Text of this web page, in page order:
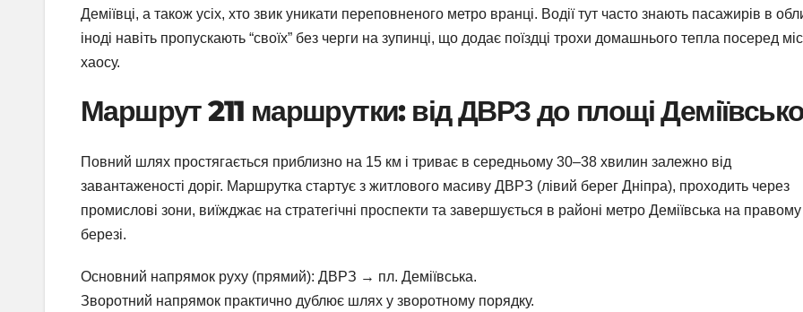
Деміївці, а також усіх, хто звик уникати переповненого метро вранці. Водії тут часто знають пасажирів в
іноді навіть пропускають “своїх” без черги на зупинці, що додає поїздці трохи домашнього тепла посеред
хаосу.
Маршрут 211 маршрутки: від ДВРЗ до площі
Повний шлях простягається приблизно на 15 км і триває в середньому 30–38 хвилин залежно від
завантаженості доріг. Маршрутка стартує з житлового масиву ДВРЗ (лівий берег Дніпра), проходить через
промислові зони, виїжджає на стратегічні проспекти та завершується в районі метро Деміївська на правому
березі.
Основний напрямок руху (прямий): ДВРЗ → пл. Деміївська.
Зворотний напрямок практично дублює шлях у зворотному порядку.